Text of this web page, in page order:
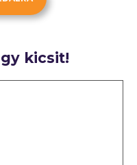
kicsit!